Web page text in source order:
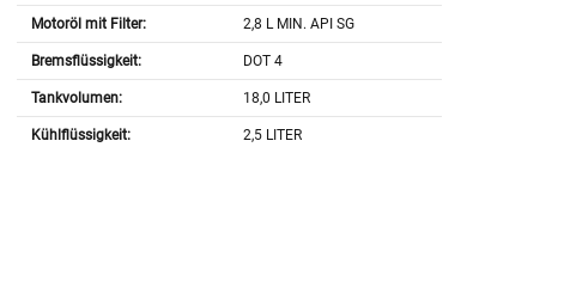
Motoröl mit Filter: 2,8 L MIN. API SG
Bremsflüssigkeit: DOT 4
Tankvolumen: 18,0 LITER
Kühlflüssigkeit: 2,5 LITER